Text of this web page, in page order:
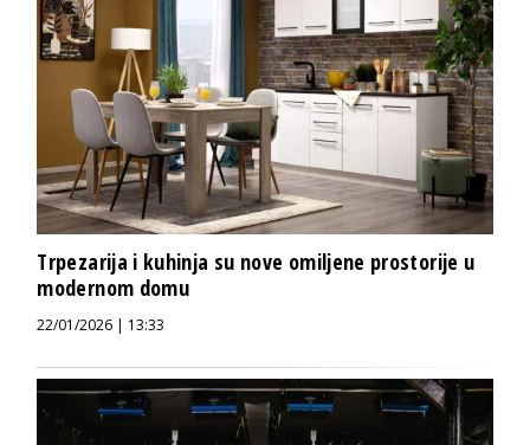
Trpezarija i kuhinja su nove omiljene prostorije u
modernom domu
22/01/2026 | 13:33